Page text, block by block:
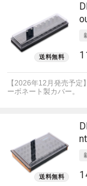
【2026年12月発売予
ーボネート製カバー。